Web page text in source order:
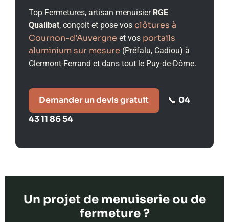
Top Fermetures, artisan menuisier RGE
Qualibat, conçoit et pose vos clôtures à
Cournon-d’Auvergne et vos portails
aluminium sur mesure (Préfalu, Cadiou) à
Clermont-Ferrand et dans tout le Puy-de-Dôme.
Demander un devis gratuit 📞 04
43 11 86 54
Un projet de menuiserie ou de
fermeture ?